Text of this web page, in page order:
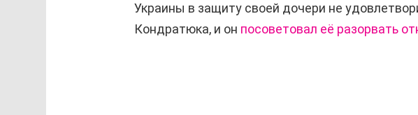
Украины в защиту своей дочери не
Кондратюка, и он посоветовал её разорвать